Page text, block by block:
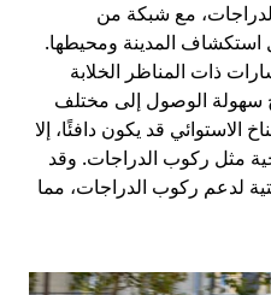
مع شبكة من
استكشاف المدينة ومحيطها.
ذات المناظر الخلابة
سهولة الوصول إلى مختلف
الاستوائي قد يكون دافئًا، إلا
مثل ركوب الدراجات. وقد
لدعم ركوب الدراجات، مما